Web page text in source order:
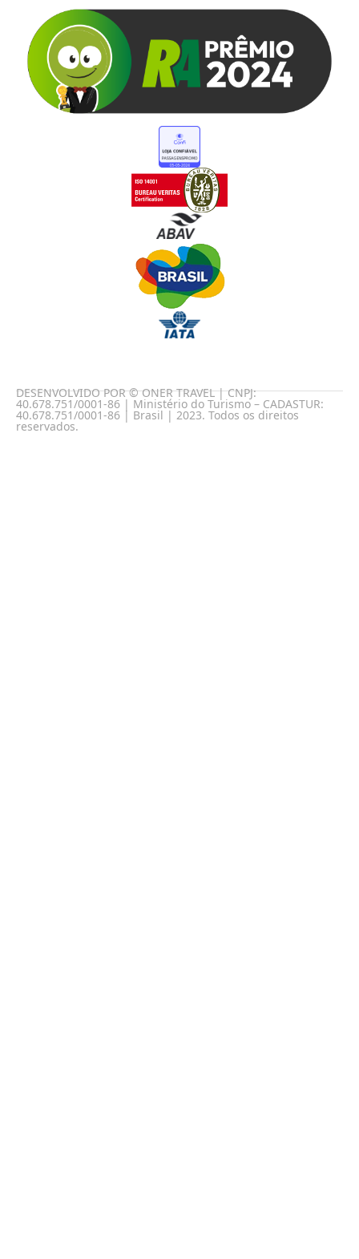
DESENVOLVIDO POR © ONER TRAVEL | CNPJ:
40.678.751/0001-86 | Ministério do Turismo – CADASTUR:
40.678.751/0001-86 | Brasil | 2023. Todos os direitos
reservados.